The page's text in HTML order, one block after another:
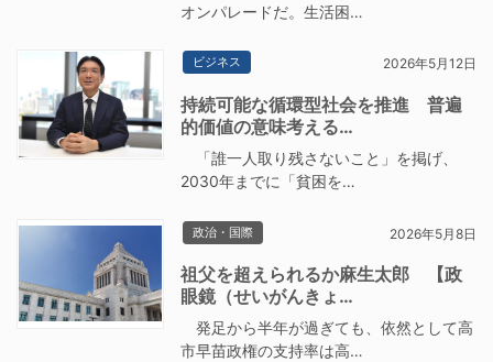
オンパレードだ。生活困…
ビジネス 2026年5月12日
持続可能な循環型社会を推進 普遍
的価値の意味考える…
「誰一人取り残さないこと」を掲げ、
2030年までに「貧困を…
政治・国際 2026年5月8日
祖父を超えられるか麻生太郎 【政
眼鏡（せいがんきょ…
発足から半年が過ぎても、依然として高
市早苗政権の支持率は高…